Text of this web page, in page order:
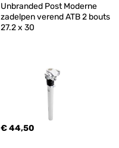
Unbranded Post Moderne
zadelpen verend ATB 2 bouts
27.2 x 30
€ 44,50